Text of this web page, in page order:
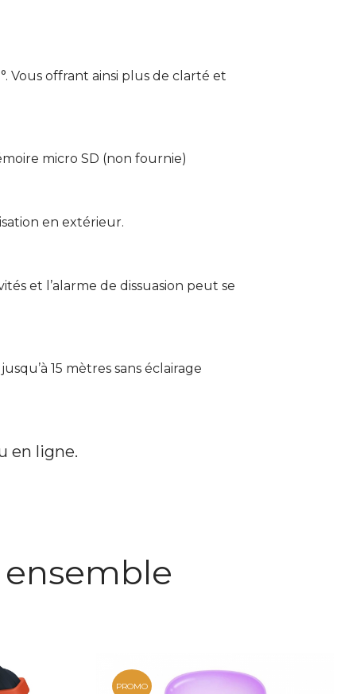
Vous offrant ainsi plus de clarté et
micro SD (non fournie)
en extérieur.
et l’alarme de dissuasion peut se
15 mètres sans éclairage
en ligne.
PROMO